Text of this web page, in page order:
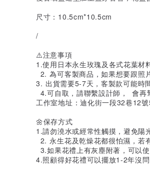
尺寸：10.5cm*10.5cm
/
⚠️注意事項
1.使用日本永生玫瑰及各式花葉材
2. 為可客製商品，如果想要跟照
3. 出貨需要5-7天，客製款可能時
4.可自取，請聯繫設計師， 會再
工作室地址：迪化街一段32巷12
🌼保存方式
1.請勿澆水或經常性觸摸，避免陽
2. 永生花及乾燥花都很怕濕，若
3.如果花禮上有灰塵附著，可以
4.照顧得好花禮可以擺放1-2年沒問